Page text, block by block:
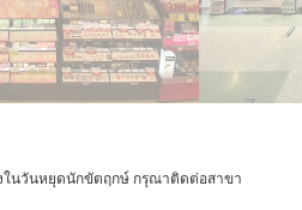
ในวันหยุดนักขัตฤกษ์ กรุณาติดต่อสาขา